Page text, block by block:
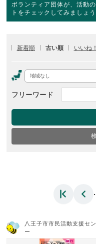
ボランティア団体が、活動
トをチェックしてみましょう
新着順 古い順 いいね
地域なし
フリーワード
八王子市市民活動支援セ
ー